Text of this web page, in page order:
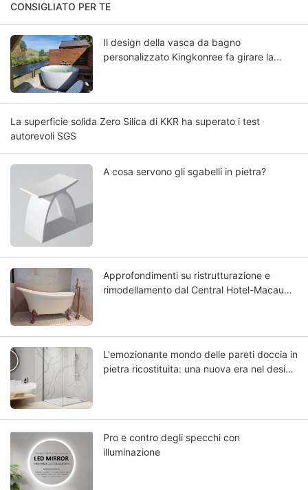
CONSIGLIATO PER TE
Il design della vasca da bagno
personalizzato Kingkonree fa girare la
La superficie solida Zero Silica di KKR ha superato i test
autorevoli SGS
A cosa servono gli sgabelli in pietra?
Approfondimenti su ristrutturazione e
rimodellamento dal Central Hotel-Macau
L'emozionante mondo delle pareti doccia in
pietra ricostituita: una nuova era nel design
Pro e contro degli specchi con
illuminazione